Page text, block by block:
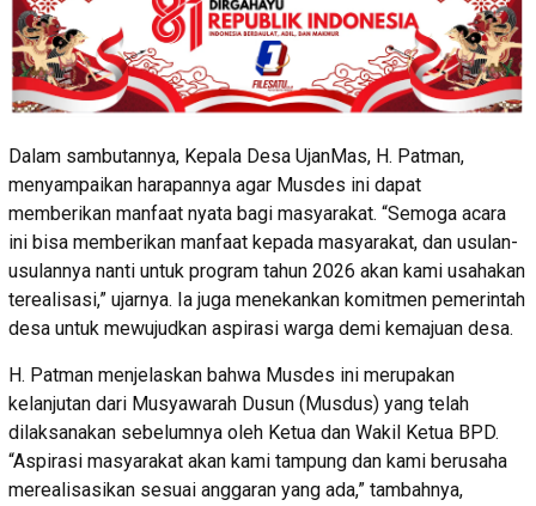
Dalam sambutannya, Kepala Desa UjanMas, H. Patman,
menyampaikan harapannya agar Musdes ini dapat
memberikan manfaat nyata bagi masyarakat. “Semoga acara
ini bisa memberikan manfaat kepada masyarakat, dan usulan-
usulannya nanti untuk program tahun 2026 akan kami usahakan
terealisasi,” ujarnya. Ia juga menekankan komitmen pemerintah
desa untuk mewujudkan aspirasi warga demi kemajuan desa.
H. Patman menjelaskan bahwa Musdes ini merupakan
kelanjutan dari Musyawarah Dusun (Musdus) yang telah
dilaksanakan sebelumnya oleh Ketua dan Wakil Ketua BPD.
“Aspirasi masyarakat akan kami tampung dan kami berusaha
merealisasikan sesuai anggaran yang ada,” tambahnya,